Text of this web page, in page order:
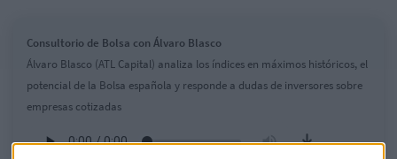
Consultorio de Bolsa con Álvaro Blasco
Álvaro Blasco (ATL Capital) analiza los índices en máximos históricos, el
potencial de la Bolsa española y responde a dudas de inversores sobre
empresas cotizadas